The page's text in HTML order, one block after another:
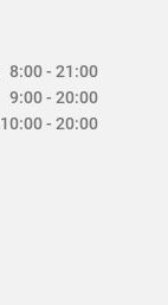
8:00 - 21:00
9:00 - 20:00
10:00 - 20:00